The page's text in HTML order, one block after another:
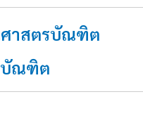
าสตรบัณฑิต
บัณฑิต